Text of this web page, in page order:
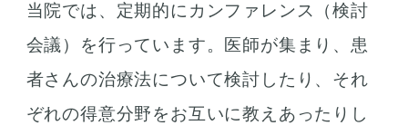
当院では、定期的にカンファレンス（検討
会議）を行っています。医師が集まり、患
者さんの治療法について検討したり、それ
ぞれの得意分野をお互いに教えあったりし